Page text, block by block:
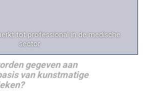
tot professional in de medische
sector
gegeven aan
van kunstmatige